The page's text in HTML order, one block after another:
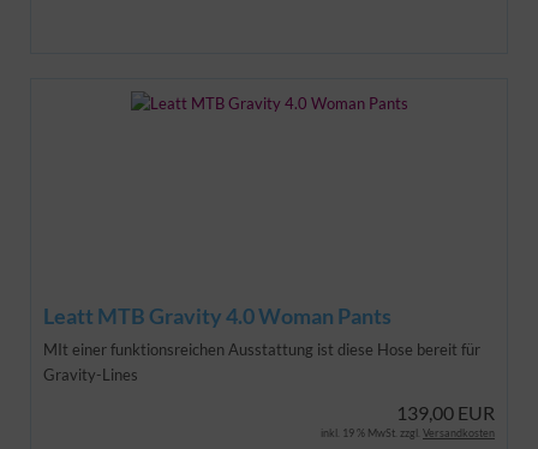
Leatt MTB Gravity 4.0 Woman Pants
MIt einer funktionsreichen Ausstattung ist diese Hose bereit für
Gravity-Lines
139,00 EUR
inkl. 19 % MwSt. zzgl. Versandkosten